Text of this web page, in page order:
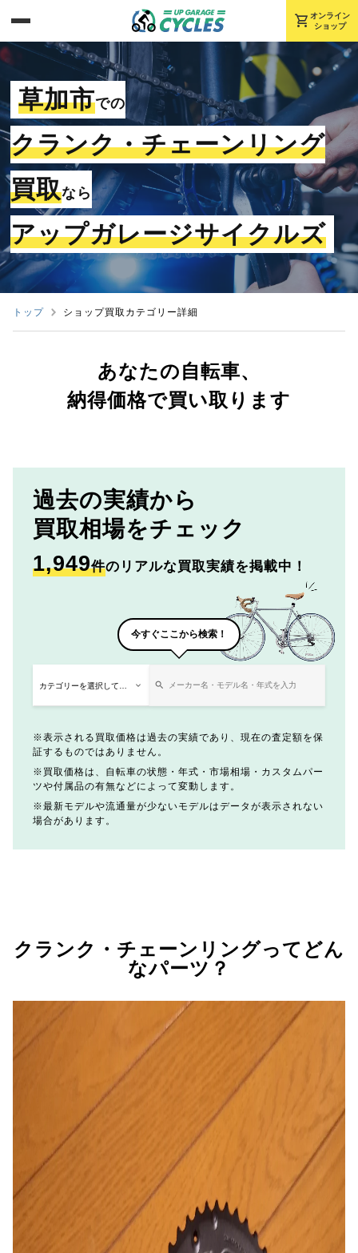
shopping_cart オンライン
ショップ
草加市での
クランク・チェーンリング
買取なら
アップガレージサイクルズ
トップ ショップ買取カテゴリー詳細
あなたの自転車、
納得価格で買い取ります
過去の実績から
買取相場をチェック
1,949件のリアルな買取実績を掲載中！
今すぐここから検索！
表示される買取価格は過去の実績であり、現在の査定額を保
証するものではありません。
買取価格は、自転車の状態・年式・市場相場・カスタムパー
ツや付属品の有無などによって変動します。
最新モデルや流通量が少ないモデルはデータが表示されない
場合があります。
クランク・チェーンリングってどん
なパーツ？